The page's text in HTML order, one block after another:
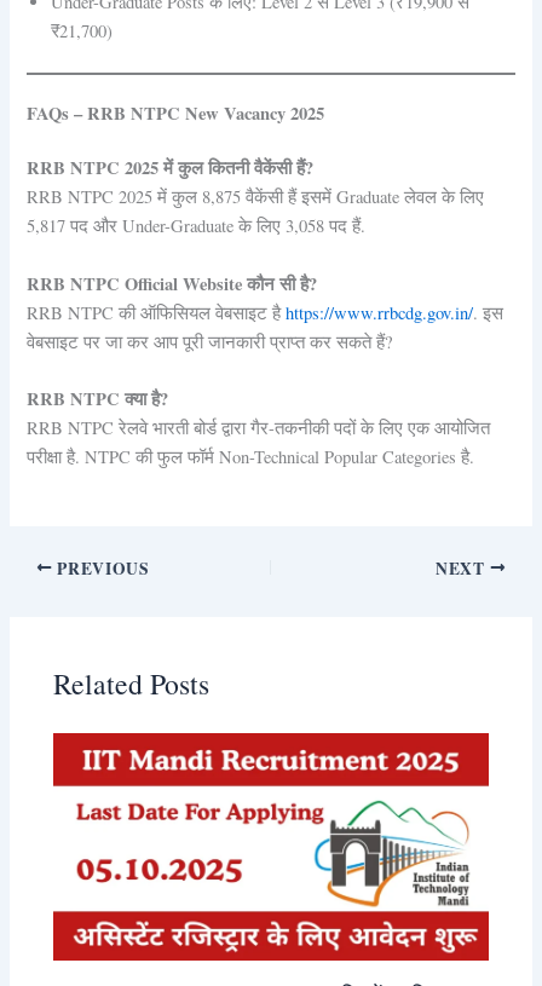
₹21,700)
FAQs – RRB NTPC New Vacancy 2025
RRB NTPC 2025 में कुल कितनी वैकेंसी हैं?
RRB NTPC 2025 में कुल 8,875 वैकेंसी हैं इसमें Graduate लेवल के लिए
5,817 पद और Under-Graduate के लिए 3,058 पद हैं.
RRB NTPC Official Website कौन सी है?
RRB NTPC की ऑफिसियल वेबसाइट हैhttps://www.rrbcdg.gov.in/. इस
वेबसाइट पर जा कर आप पूरी जानकारी प्राप्त कर सकते हैं?
RRB NTPC क्या है?
RRB NTPC रेलवे भारती बोर्ड द्वारा गैर-तकनीकी पदों के लिए एक आयोजित
परीक्षा है. NTPC की फुल फॉर्म Non-Technical Popular Categories है.
PREVIOUS NEXT
Related Posts